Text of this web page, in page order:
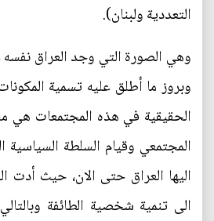
التعددية ولبنان).
وبروز ما أطلق عليه تسمية
الحقيقية في هذه المجتمعات هي
المجتمعي وقيام السلطة السياسية
اليها العراق حتى الان، حيث أدت
الى تنمية شخصية الطائفة